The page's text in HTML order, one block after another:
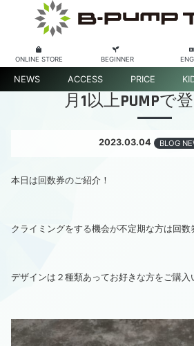
ONLINE STORE BEGINNER
NEWS ACCESS PRICE
月1以上PUMPで
2023.03.04 BLOG
本日は回数券のご紹介！
クライミングをする機会が不定期な方は回数
デザインは２種類あってお好きな方をご購入